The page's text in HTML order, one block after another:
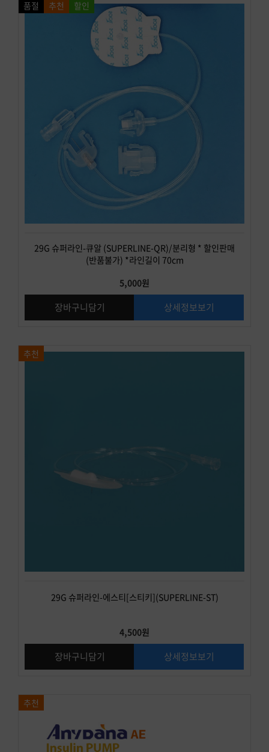
품절 추천 할인
29G 슈퍼라인-큐알 (SUPERLINE-QR)/분리형 * 할인판매
(반품불가) *라인길이 70cm
5,000원
장바구니담기 상세정보보기
추천
29G 슈퍼라인-에스티[스티키](SUPERLINE-ST)
4,500원
장바구니담기 상세정보보기
추천